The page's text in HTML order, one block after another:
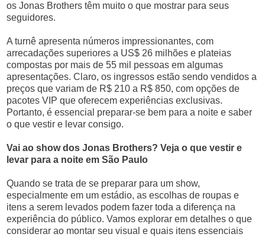
os Jonas Brothers têm muito o que mostrar para seus
seguidores.
A turnê apresenta números impressionantes, com
arrecadações superiores a US$ 26 milhões e plateias
compostas por mais de 55 mil pessoas em algumas
apresentações. Claro, os ingressos estão sendo vendidos a
preços que variam de R$ 210 a R$ 850, com opções de
pacotes VIP que oferecem experiências exclusivas.
Portanto, é essencial preparar-se bem para a noite e saber
o que vestir e levar consigo.
Vai ao show dos Jonas Brothers? Veja o que vestir e
levar para a noite em São Paulo
Quando se trata de se preparar para um show,
especialmente em um estádio, as escolhas de roupas e
itens a serem levados podem fazer toda a diferença na
experiência do público. Vamos explorar em detalhes o que
considerar ao montar seu visual e quais itens essenciais